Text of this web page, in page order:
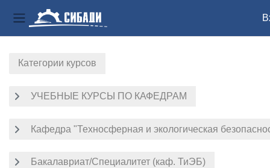
Боковая панель
Категории курсов
УЧЕБНЫЕ КУРСЫ ПО КАФЕДРАМ
Кафедра "Техносферная и экологическая
Бакалавриат/Специалитет (каф. ТиЭБ)